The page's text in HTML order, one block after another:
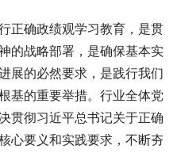
正确政绩观学习教育，是贯
的战略部署，是确保基本实
展的必然要求，是践行我们
基的重要举措。行业全体党
贯彻习近平总书记关于正确
心要义和实践要求，不断夯